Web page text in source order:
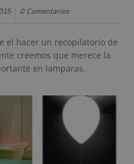
0 Comentarios
el hacer un recopilatorio de
creemos que merece la
en lamparas.